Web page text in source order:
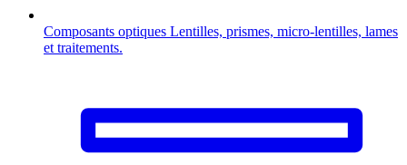
Composants optiques Lentilles, prismes, micro-lentilles, lames
et traitements.